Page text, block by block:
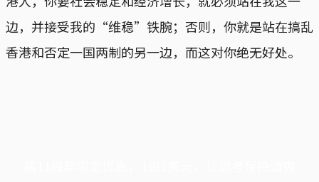
边，并接受我的“维稳”铁腕；否则，你就是站在搞乱
香港和否定一国两制的另一边，而这对你绝无好处。